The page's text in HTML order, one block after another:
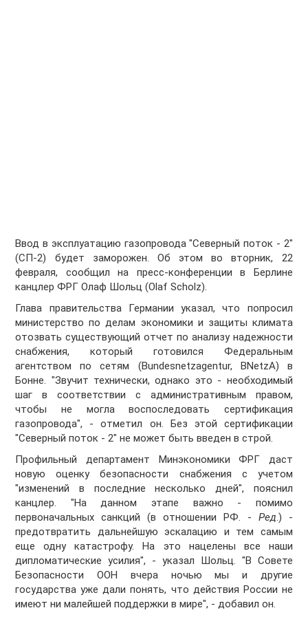
Ввод в эксплуатацию газопровода "Северный поток - 2"
(СП-2) будет заморожен. Об этом во вторник, 22
февраля, сообщил на пресс-конференции в Берлине
канцлер ФРГ Олаф Шольц (Olaf Scholz).
Глава правительства Германии указал, что попросил
министерство по делам экономики и защиты климата
отозвать существующий отчет по анализу надежности
снабжения, который готовился Федеральным
агентством по сетям (Bundesnetzagentur, BNetzA) в
Бонне. "Звучит технически, однако это - необходимый
шаг в соответствии с административным правом,
чтобы не могла воспоследовать сертификация
газопровода", - отметил он. Без этой сертификации
"Северный поток - 2" не может быть введен в строй.
Профильный департамент Минэкономики ФРГ даст
новую оценку безопасности снабжения с учетом
"изменений в последние несколько дней", пояснил
канцлер. "На данном этапе важно - помимо
первоначальных санкций (в отношении РФ. - Ред.) -
предотвратить дальнейшую эскалацию и тем самым
еще одну катастрофу. На это нацелены все наши
дипломатические усилия", - указал Шольц. "В Совете
Безопасности ООН вчера ночью мы и другие
государства уже дали понять, что действия России не
имеют ни малейшей поддержки в мире", - добавил он.